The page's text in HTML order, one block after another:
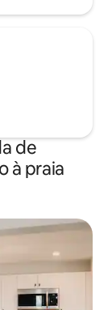
de
à praia